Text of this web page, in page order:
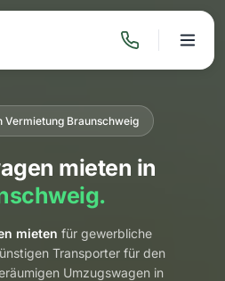
Vermietung Braunschweig
mieten in
mieten für gewerbliche
Transporter für den
Umzugswagen in